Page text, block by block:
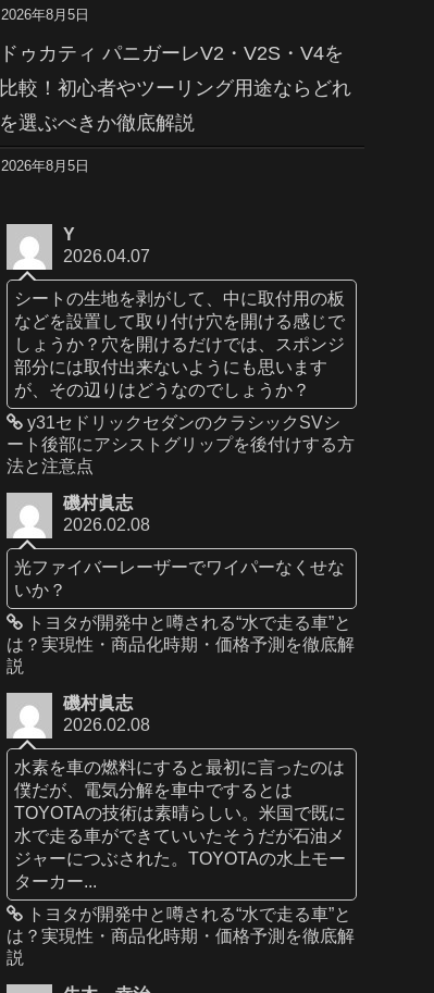
2026年8月5日
ドゥカティ パニガーレV2・V2S・V4を
比較！初心者やツーリング用途ならどれ
を選ぶべきか徹底解説
2026年8月5日
Y
2026.04.07
シートの生地を剥がして、中に取付用の板
などを設置して取り付け穴を開ける感じで
しょうか？穴を開けるだけでは、スポンジ
部分には取付出来ないようにも思います
が、その辺りはどうなのでしょうか？
y31セドリックセダンのクラシックSVシ
ート後部にアシストグリップを後付けする方
法と注意点
磯村眞志
2026.02.08
光ファイバーレーザーでワイパーなくせな
いか？
トヨタが開発中と噂される“水で走る車”と
は？実現性・商品化時期・価格予測を徹底解
説
磯村眞志
2026.02.08
水素を車の燃料にすると最初に言ったのは
僕だが、電気分解を車中でするとは
TOYOTAの技術は素晴らしい。米国で既に
水で走る車ができていいたそうだが石油メ
ジャーにつぶされた。TOYOTAの水上モー
ターカー...
トヨタが開発中と噂される“水で走る車”と
は？実現性・商品化時期・価格予測を徹底解
説